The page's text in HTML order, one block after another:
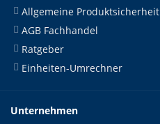
Allgemeine Produktsicherheit
AGB Fachhandel
Ratgeber
Einheiten-Umrechner
Unternehmen